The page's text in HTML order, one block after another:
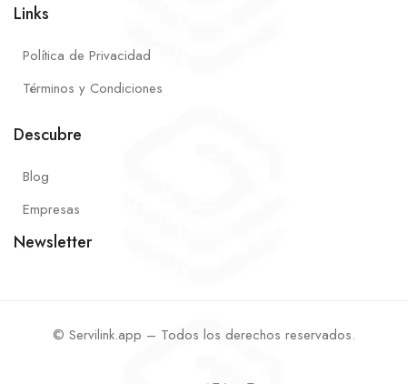
Links
Política de Privacidad
Términos y Condiciones
Descubre
Blog
Empresas
Newsletter
© Servilink.app – Todos los derechos reservados.